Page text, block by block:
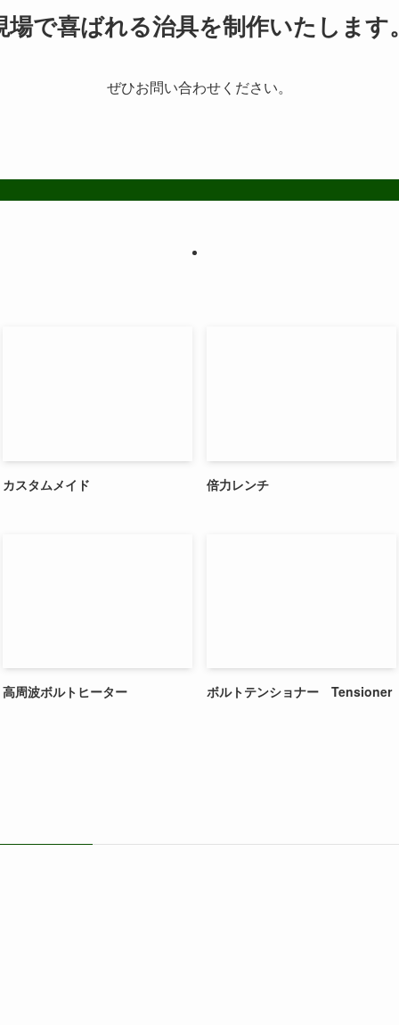
場で喜ばれる治具を制作いたします
ぜひお問い合わせください。
カスタムメイド 倍力レンチ
高周波ボルトヒーター ボルトテンショナー Tensioner